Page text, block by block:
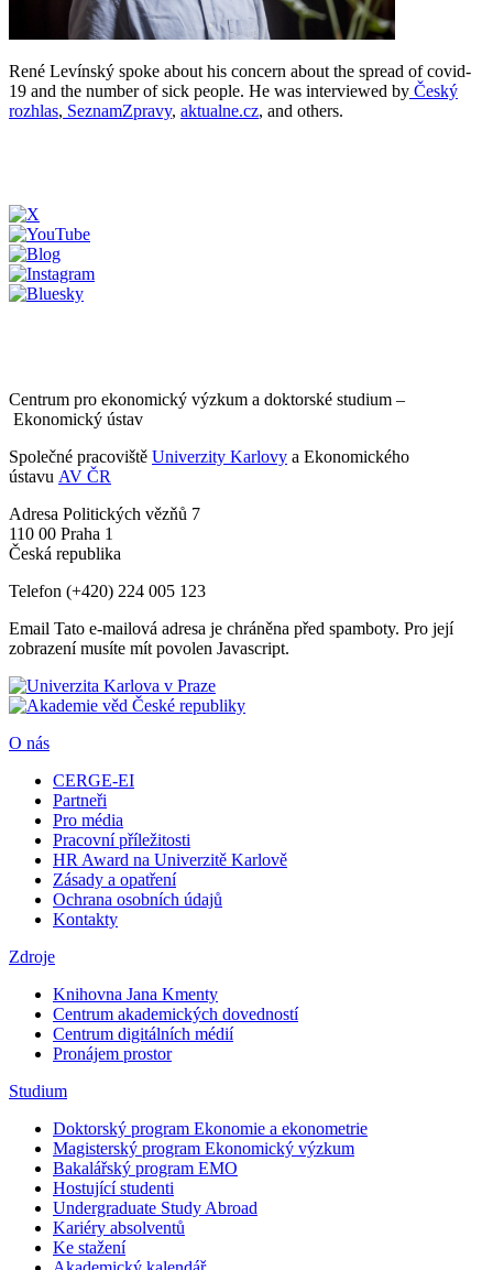
René Levínský spoke about his concern about the spread of covid-
19 and the number of sick people. He was interviewed by Český
rozhlas, SeznamZpravy, aktualne.cz, and others.
Centrum pro ekonomický výzkum a doktorské studium –
Ekonomický ústav
Společné pracoviště Univerzity Karlovy a Ekonomického
ústavu AV ČR
Adresa Politických vězňů 7
110 00 Praha 1
Česká republika
Telefon (+420) 224 005 123
Email Tato e-mailová adresa je chráněna před spamboty. Pro její
zobrazení musíte mít povolen Javascript.
O nás
CERGE-EI
Partneři
Pro média
Pracovní příležitosti
HR Award na Univerzitě Karlově
Zásady a opatření
Ochrana osobních údajů
Kontakty
Zdroje
Knihovna Jana Kmenty
Centrum akademických dovedností
Centrum digitálních médií
Pronájem prostor
Studium
Doktorský program Ekonomie a ekonometrie
Magisterský program Ekonomický výzkum
Bakalářský program EMO
Hostující studenti
Undergraduate Study Abroad
Kariéry absolventů
Ke stažení